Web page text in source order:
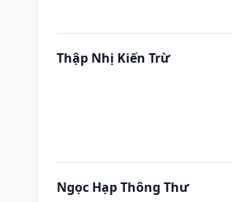
Thập Nhị Kiến Trừ
Ngọc Hạp Thông Thư